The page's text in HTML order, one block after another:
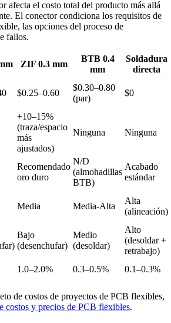
afecta el costo total del producto más allá
El conector condiciona los requisitos de
las opciones del proceso de
fallos.
ZIF 0.3 mm
BTB 0.4
mm
Soldadura
directa
$0.25–0.60
$0.30–0.80
(par)
$0
+10–15%
(traza/espacio
más
ajustados)
Ninguna Ninguna
Recomendado
oro duro
N/D
(almohadillas
BTB)
Acabado
estándar
Media Media-Alta
Alta
(alineación)
Bajo
(desenchufar)
Medio
(desoldar)
Alto
(desoldar +
retrabajo)
1.0–2.0% 0.3–0.5% 0.1–0.3%
de costos de proyectos de PCB flexibles,
costos y precios de PCB flexibles.